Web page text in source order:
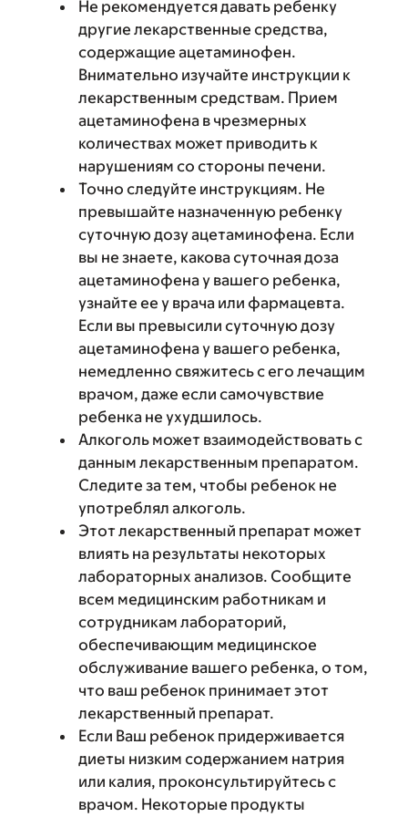
Не рекомендуется давать ребенку
другие лекарственные средства,
содержащие ацетаминофен.
Внимательно изучайте инструкции к
лекарственным средствам. Прием
ацетаминофена в чрезмерных
количествах может приводить к
нарушениям со стороны печени.
Точно следуйте инструкциям. Не
превышайте назначенную ребенку
суточную дозу ацетаминофена. Если
вы не знаете, какова суточная доза
ацетаминофена у вашего ребенка,
узнайте ее у врача или фармацевта.
Если вы превысили суточную дозу
ацетаминофена у вашего ребенка,
немедленно свяжитесь с его лечащим
врачом, даже если самочувствие
ребенка не ухудшилось.
Алкоголь может взаимодействовать с
данным лекарственным препаратом.
Следите за тем, чтобы ребенок не
употреблял алкоголь.
Этот лекарственный препарат может
влиять на результаты некоторых
лабораторных анализов. Сообщите
всем медицинским работникам и
сотрудникам лабораторий,
обеспечивающим медицинское
обслуживание вашего ребенка, о том,
что ваш ребенок принимает этот
лекарственный препарат.
Если Ваш ребенок придерживается
диеты низким содержанием натрия
или калия, проконсультируйтесь с
врачом. Некоторые продукты